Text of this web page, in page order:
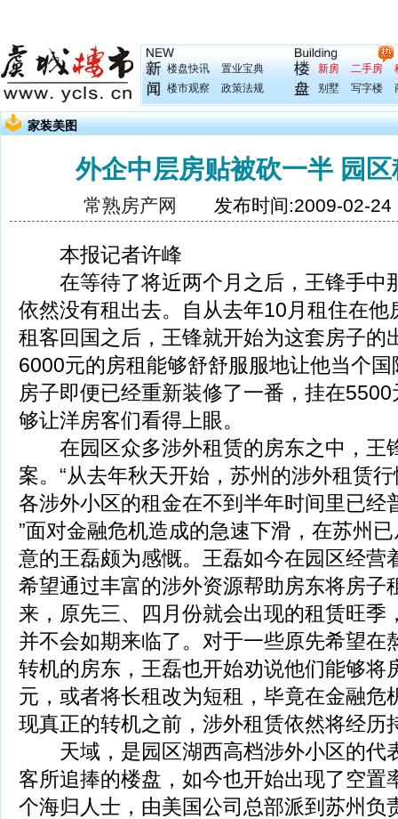
楼盘快讯
置业宝典
楼市观察
政策法规
新房 二手房
别墅
写字楼
家装美图
外企中层房贴被砍一半 园
常熟房产网 发布时间:2009-02-
本报记者许峰
在等待了将近两个月之后，王锋手中
依然没有租出去。自从去年10月租住在他
租客回国之后，王锋就开始为这套房子的
6000元的房租能够舒舒服服地让他当个
房子即便已经重新装修了一番，挂在
够让洋房客们看得上眼。
在园区众多涉外租赁的房东之中，王
案。“从去年秋天开始，苏州的涉外租赁
各涉外小区的租金在不到半年时间里已经
”面对金融危机造成的急速下滑，在苏州
意的王磊颇为感慨。王磊如今在园区经营
希望通过丰富的涉外资源帮助房东将房子
来，原先三、四月份就会出现的租赁旺季
并不会如期来临了。对于一些原先希望在
转机的房东，王磊也开始劝说他们能够将
元，或者将长租改为短租，毕竟在金融危
现真正的转机之前，涉外租赁依然将经历
天域，是园区湖西高档涉外小区的代
客所追捧的楼盘，如今也开始出现了空置
个海归人士，由美国公司总部派到苏州负